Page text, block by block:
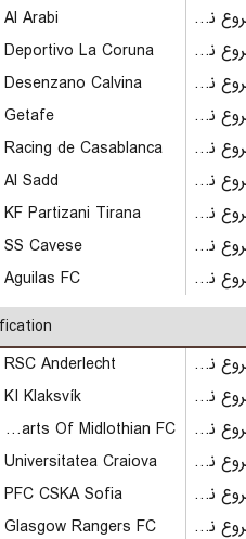
Al Arabi بازی شروع نشده است
Deportivo La Coruna بازی شروع نشده است
Desenzano Calvina بازی شروع نشده است
Getafe بازی شروع نشده است
Racing de Casablanca بازی شروع نشده است
Al Sadd بازی شروع نشده است
KF Partizani Tirana بازی شروع نشده است
SS Cavese بازی شروع نشده است
Aguilas FC بازی شروع نشده است
RSC Anderlecht بازی شروع نشده است
KI Klaksvík بازی شروع نشده است
Hearts Of Midlothian FC بازی شروع نشده است
Universitatea Craiova بازی شروع نشده است
PFC CSKA Sofia بازی شروع نشده است
Glasgow Rangers FC بازی شروع نشده است